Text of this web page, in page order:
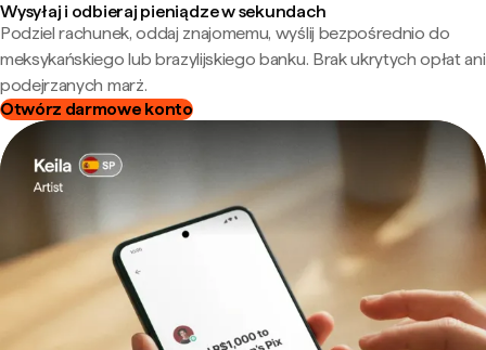
Wysyłaj i odbieraj pieniądze w sekundach
Podziel rachunek, oddaj znajomemu, wyślij bezpośrednio do
meksykańskiego lub brazylijskiego banku. Brak ukrytych opłat ani
podejrzanych marż.
Otwórz darmowe konto